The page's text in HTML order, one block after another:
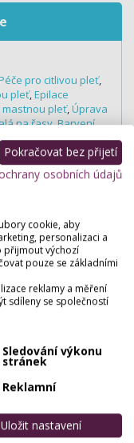
pro citlivou pleť,
pleť,Epilace
mastnou pleť,Úprava
na řasy,Barvení
Pokračovat bez přijetí
osobních údajů
cookie, aby
personalizaci a
přijmout výchozí
pouze se základními
reklamy a měření
sdíleny se společností
Sledování výkonu
stránek
Reklamní
Uložit nastavení